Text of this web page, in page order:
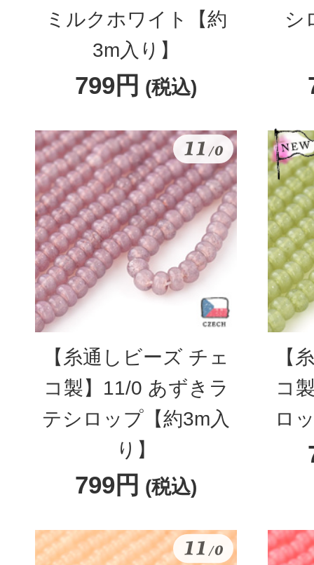
ミルクホワイト【約
3m入り】
799円 (税込)
シ
【糸通しビーズ チェ
コ製】11/0 あずきラ
テシロップ【約3m入
り】
799円 (税込)
【
コ
ロ